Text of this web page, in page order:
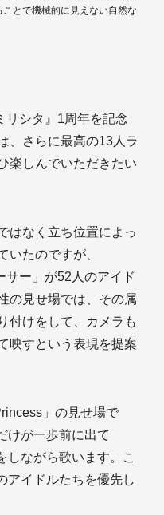
とで機械的に見えない自然な
リシタ』1周年を記念
、さらに最高の13人ラ
楽しんでいただきたい
はなく立ち位置によっ
いたのですが、
サー」が52人のアイド
の見せ場では、その属
付けをして、カメラも
映すという表現を提案
」の見せ場で
けが一歩前に出て
しながら歌います。こ
アイドルたちを優先し